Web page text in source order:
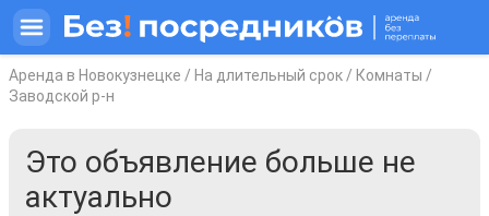
Аренда в Новокузнецке / На длительный срок / Комнаты /
Заводской р-н
Это объявление больше не
актуально